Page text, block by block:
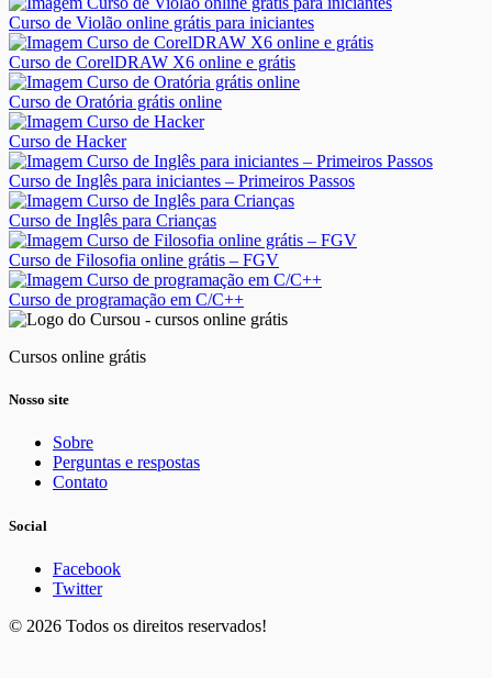
Curso de Violão online grátis para iniciantes
Curso de CorelDRAW X6 online e grátis
Curso de Oratória grátis online
Curso de Hacker
Curso de Inglês para iniciantes – Primeiros Passos
Curso de Inglês para Crianças
Curso de Filosofia online grátis – FGV
Curso de programação em C/C++
Cursos online grátis
Nosso site
Sobre
Perguntas e respostas
Contato
Social
Facebook
Twitter
© 2026 Todos os direitos reservados!